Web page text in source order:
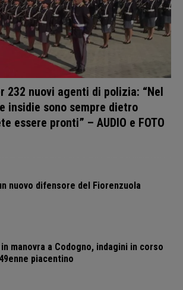
232 nuovi agenti di polizia: “Nel
insidie sono sempre dietro
essere pronti” – AUDIO e FOTO
nuovo difensore del Fiorenzuola
manovra a Codogno, indagini in corso
piacentino